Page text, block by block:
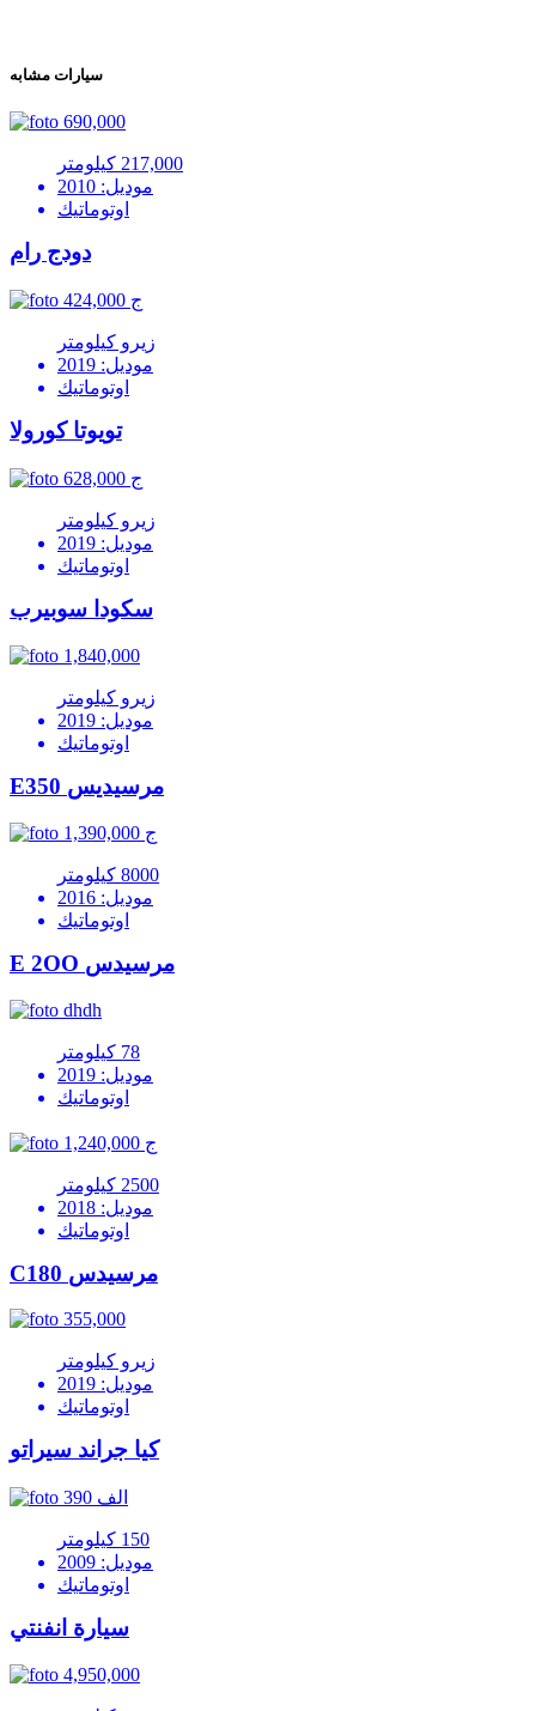
سيارات مشابه
690,000
217,000 كيلومتر
موديل: 2010
اوتوماتيك
دودج رام
424,000 ج
زيرو كيلومتر
موديل: 2019
اوتوماتيك
تويوتا كورولا
628,000 ج
زيرو كيلومتر
موديل: 2019
اوتوماتيك
سكودا سوبيرب
1,840,000
زيرو كيلومتر
موديل: 2019
اوتوماتيك
E350 مرسيديس
1,390,000 ج
8000 كيلومتر
موديل: 2016
اوتوماتيك
E 2OO مرسيدس
dhdh
78 كيلومتر
موديل: 2019
اوتوماتيك
1,240,000 ج
2500 كيلومتر
موديل: 2018
اوتوماتيك
C180 مرسيدس
355,000
زيرو كيلومتر
موديل: 2019
اوتوماتيك
كيا جراند سيراتو
390 الف
150 كيلومتر
موديل: 2009
اوتوماتيك
سيارة انفنتي
4,950,000